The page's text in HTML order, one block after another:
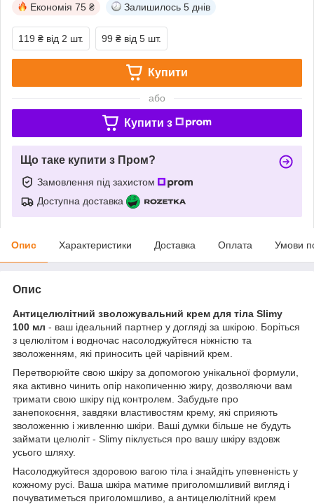
Економія 75 ₴ Залишилось 5 днів
119 ₴ від 2 шт. 99 ₴ від 5 шт.
Купити
або
Купити з
Що таке купити з Пром?
Замовлення під захистом
Доступна доставка
Опис Характеристики Доставка Оплата Умови
Опис
Антицелюлітний зволожувальний крем для тіла Slimy
100 мл - ваш ідеальний партнер у догляді за шкірою. Боріться
з целюлітом і водночас насолоджуйтеся ніжністю та
зволоженням, які приносить цей чарівний крем.
Перетворюйте свою шкіру за допомогою унікальної формули,
яка активно чинить опір накопиченню жиру, дозволяючи вам
тримати свою шкіру під контролем. Забудьте про
занепокоєння, завдяки властивостям крему, які сприяють
зволоженню і живленню шкіри. Ваші думки більше не будуть
займати целюліт - Slimy піклується про вашу шкіру вздовж
усього шляху.
Насолоджуйтеся здоровою вагою тіла і знайдіть упевненість у
кожному русі. Ваша шкіра матиме приголомшливий вигляд і
почуватиметься приголомшливо, а антицелюлітний крем